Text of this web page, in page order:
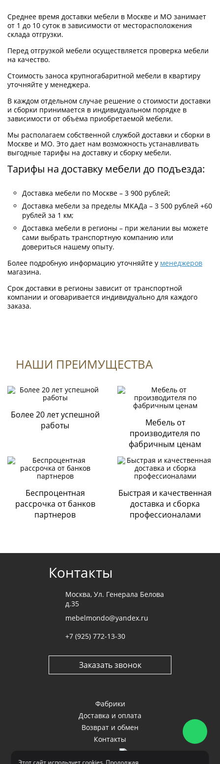
Среднее время доставки мебели в Москве и МО занимает
от 1 до 10 суток в зависимости от месторасположения
склада отгрузки.
Перед отгрузкой мебели осуществляется проверка мебели
на качество.
Стоимость заноса крупногабаритной мебели в квартиру
уточняйте у менеджера.
В каждом отдельном случае решение о стоимости доставки
и сборки принимается в индивидуальном порядке в
зависимости от объёма приобретаемой мебели.
Мы располагаем собственной службой доставки и сборки в
Москве и МО. Это дает нам возможность устанавливать
выгодные тарифы на доставку и сборку мебели.
Тарифы на доставку мебели до подъезда:
Доставка мебели по Москве – 3 900 рублей;
Доставка мебели за пределы МКАДа – 3 500 рублей +60
рублей за 1 км;
Доставка мебели в регионы – при желании вы можете
сами выбрать транспортную компанию или
довериться нашему опыту.
Более подробную информацию уточняйте у менеджеров
магазина.
Срок доставки в регионы зависит от транспортной
компании и оговаривается индивидуально для каждого
заказа.
Формы оплаты
Оплата по QR-коду
Быстрая и выгодная оплата товара на сайте или через
мобильное приложение Вашего банка;
Оплата картами
Visa, Mastercard, Сбербанк и т.д.
Через терминал магазина «Стильная мебель»;
Безналичная оплата
По выставленному счету на расчетный счет Компании
ООО «ДИАРТ-М» (банк Райффайзен);
Наличными при получении мебели.
К данному товару нет отзывов.
Поделитесь вашим мнением
Cогласие с политикой конфиденциальности
НАШИ ПРЕИМУЩЕСТВА
Более 20 лет успешной
работы
Мебель от
производителя по
фабричным ценам
Беспроцентная
рассрочка от банков
партнеров
Быстрая и качественная
доставка и сборка
профессионалами
Контакты
Москва, Ул. Генерала Белова
д.35
mebelmondo@yandex.ru
+7 (925) 772-13-30
Заказать звонок
Фабрики
Доставка и оплата
Возврат и обмен
Контакты
Этот сайтиспользует cookies. Продолжая